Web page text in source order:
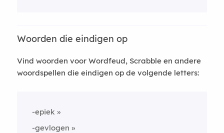
Woorden die eindigen op
Vind woorden voor Wordfeud, Scrabble en andere
woordspellen die eindigen op de volgende letters:
-epiek
-gevlogen